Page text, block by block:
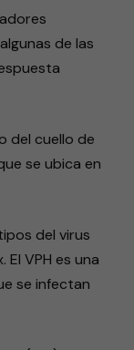
de las
del cuello de
se ubica en
del virus
VPH es una
se infectan